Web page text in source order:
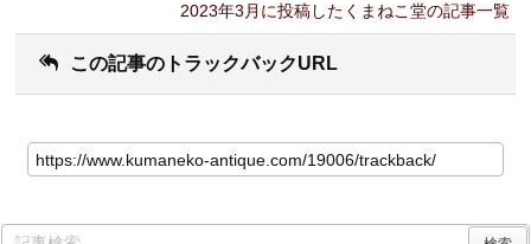
2023年3月に投稿したくまねこ堂の記事一覧
この記事のトラックバックURL